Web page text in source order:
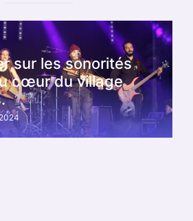
sur les sonorités
cœur du village